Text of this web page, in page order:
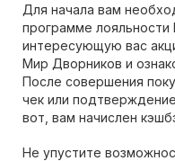
Для начала вам
программе
интересующую вас
Мир Дворников и
После совершения
чек или
вот, вам начислен
Не упустите